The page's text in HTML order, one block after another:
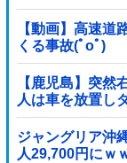
【動画】高速道
くる事故(ﾟoﾟ)
【鹿児島】突
人は車を放置し
ジャングリア沖
人29,700円にｗ